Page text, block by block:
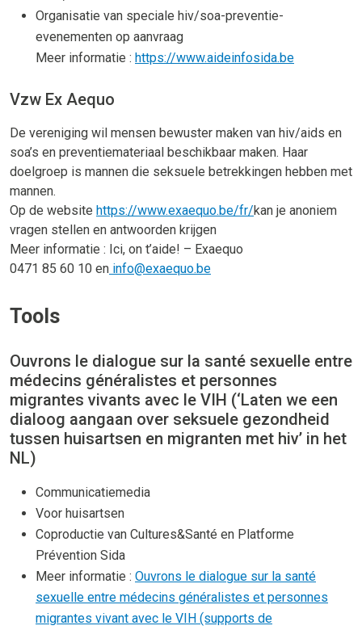
Organisatie van speciale hiv/soa-preventie-
evenementen op aanvraag
Meer informatie : https://www.aideinfosida.be
Vzw Ex Aequo
De vereniging wil mensen bewuster maken van hiv/aids en
soa’s en preventiemateriaal beschikbaar maken. Haar
doelgroep is mannen die seksuele betrekkingen hebben met
mannen.
Op de website https://www.exaequo.be/fr/kan je anoniem
vragen stellen en antwoorden krijgen
Meer informatie : Ici, on t’aide! – Exaequo
0471 85 60 10 en info@exaequo.be
Tools
Ouvrons le dialogue sur la santé sexuelle entre
médecins généralistes et personnes
migrantes vivants avec le VIH (‘Laten we een
dialoog aangaan over seksuele gezondheid
tussen huisartsen en migranten met hiv’ in het
NL)
Communicatiemedia
Voor huisartsen
Coproductie van Cultures&Santé en Platforme
Prévention Sida
Meer informatie : Ouvrons le dialogue sur la santé
sexuelle entre médecins généralistes et personnes
migrantes vivant avec le VIH (supports de